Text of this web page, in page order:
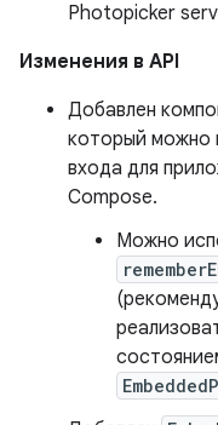
Photopicker
Изменения в API
Добавлен
который можно
входа для
Compose.
Можно